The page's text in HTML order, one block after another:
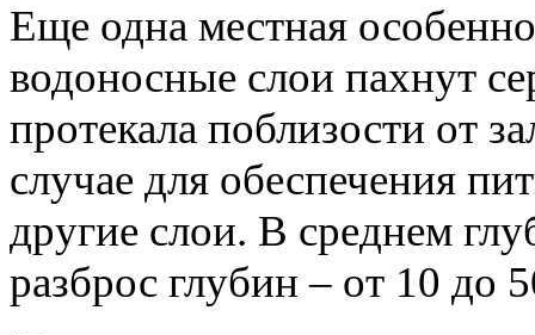
Еще одна местная
водоносные слои пахнут
протекала поблизости от
случае для обеспечения
другие слои. В среднем
разброс глубин – от 10 до